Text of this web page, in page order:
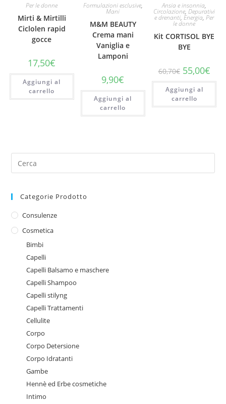
Per le donne
Mirti & Mirtilli
Ciclolen rapid
gocce
17,50€
Aggiungi al
carrello
Formulazioni esclusive,
Mani
M&M BEAUTY
Crema mani
Vaniglia e
Lamponi
9,90€
Aggiungi al
carrello
Ansia e insonnia,
Circolazione,Depurativi
e drenanti,Energia,Per
le donne
Kit CORTISOL BYE
BYE
60,70€ Il
prezzo
originale
era:
60,70€.
55,00€Il
Aggiungi al
carrello
Categorie Prodotto
Consulenze
Cosmetica
Bimbi
Capelli
Capelli Balsamo e maschere
Capelli Shampoo
Capelli stilyng
Capelli Trattamenti
Cellulite
Corpo
Corpo Detersione
Corpo Idratanti
Gambe
Hennè ed Erbe cosmetiche
Intimo